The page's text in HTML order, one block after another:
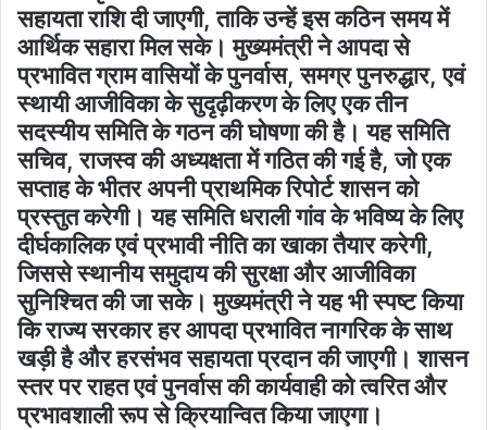
सहायता राशि दी जाएगी, ताकि उन्हें इस कठिन समय में
आर्थिक सहारा मिल सके। मुख्यमंत्री ने आपदा से
प्रभावित ग्राम वासियों के पुनर्वास, समग्र पुनरुद्धार, एवं
स्थायी आजीविका के सुदृढ़ीकरण के लिए एक तीन
सदस्यीय समिति के गठन की घोषणा की है। यह समिति
सचिव, राजस्व की अध्यक्षता में गठित की गई है, जो एक
सप्ताह के भीतर अपनी प्राथमिक रिपोर्ट शासन को
प्रस्तुत करेगी। यह समिति धराली गांव के भविष्य के लिए
दीर्घकालिक एवं प्रभावी नीति का खाका तैयार करेगी,
जिससे स्थानीय समुदाय की सुरक्षा और आजीविका
सुनिश्चित की जा सके। मुख्यमंत्री ने यह भी स्पष्ट किया
कि राज्य सरकार हर आपदा प्रभावित नागरिक के साथ
खड़ी है और हरसंभव सहायता प्रदान की जाएगी। शासन
स्तर पर राहत एवं पुनर्वास की कार्यवाही को त्वरित और
प्रभावशाली रूप से क्रियान्वित किया जाएगा।